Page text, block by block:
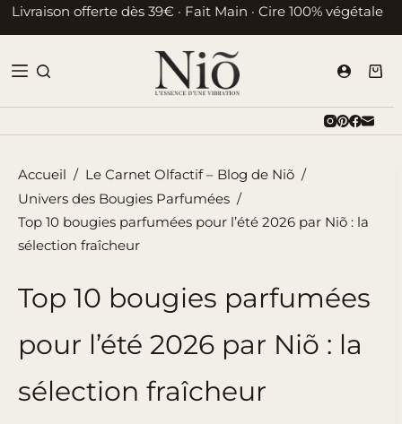
Passer
au
Livraison offerte dès 39€ · Fait Main · Cire 100% végétale
Accueil / Le Carnet Olfactif – Blog de Niõ /
Univers des Bougies Parfumées /
Top 10 bougies parfumées pour l’été 2026 par Niõ : la
sélection fraîcheur
Top 10 bougies parfumées
pour l’été 2026 par Niõ : la
sélection fraîcheur